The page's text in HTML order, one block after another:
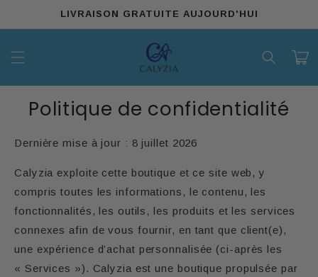
au
LIVRAISON GRATUITE AUJOURD'HUI
Panier
Politique de confidentialité
Dernière mise à jour : 8 juillet 2026
Calyzia exploite cette boutique et ce site web, y
compris toutes les informations, le contenu, les
fonctionnalités, les outils, les produits et les services
connexes afin de vous fournir, en tant que client(e),
une expérience d’achat personnalisée (ci-après les
« Services »). Calyzia est une boutique propulsée par